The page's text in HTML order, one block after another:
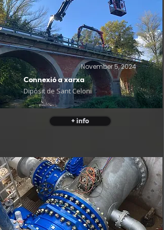
November 5, 2024
Connexió a xarxa
Dipòsit de Sant Celoni
+ info